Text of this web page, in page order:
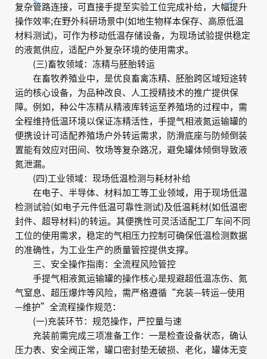
复杂管路连接，可直接手提至实验工位完成补给，大幅提升
操作效率;在野外科研场景中(如地生物样本保存、高原低温
材料测试)，可作为移动低温存储设备，为现场试验提供稳定
的液氮供应，适配户外复杂环境的使用需求。
(三)畜牧领域：冻精与胚胎转运
在畜牧养殖业中，是优良畜禽冻精、胚胎跨区域短途转
运的核心设备，为品种改良、人工授精技术的推广提供保
障。例如，种公牛冻精从精液库转运至养殖场的过程中，需
全程维持低温环境以保证冻精活性，手提气相液氮运输罐的
便携设计可适配养殖场户外转运需求，防滑底座与防倾倒装
置能有效应对田间、牧场等复杂路况，避免罐体倾倒导致液
氮泄漏。
(四)工业领域：现场低温检测与耗材补给
在电子、半导体、材料加工等工业领域，用于现场低温
检测试验(如电子元件低温可靠性测试)及低温耗材(如低温密
封件、超导材料)的转运。其便携性可灵活适配工厂车间不同
工位的使用需求，稳定的气相压力控制可确保低温检测数据
的准确性，为工业生产的质量管控提供支撑。
三、安全操作指南：全流程风险管控
手提气相液氮运输罐的操作核心是规避超低温冻伤、氮
气窒息、超压爆炸等风险，需严格遵循“充装—转运—使用
—维护”全流程操作规范：
(一)充装环节：规范操作，严控量与速
充装前需完成三项准备工作：一是检查设备状态，确认
压力表、安全阀正常，罐口密封垫无破损、老化，罐体无变